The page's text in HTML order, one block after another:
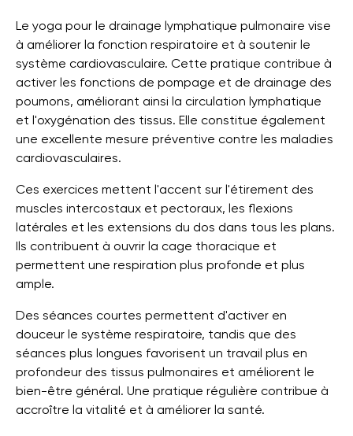
Le yoga pour le drainage lymphatique pulmonaire vise
à améliorer la fonction respiratoire et à soutenir le
système cardiovasculaire. Cette pratique contribue à
activer les fonctions de pompage et de drainage des
poumons, améliorant ainsi la circulation lymphatique
et l'oxygénation des tissus. Elle constitue également
une excellente mesure préventive contre les maladies
cardiovasculaires.
Ces exercices mettent l'accent sur l'étirement des
muscles intercostaux et pectoraux, les flexions
latérales et les extensions du dos dans tous les plans.
Ils contribuent à ouvrir la cage thoracique et
permettent une respiration plus profonde et plus
ample.
Des séances courtes permettent d'activer en
douceur le système respiratoire, tandis que des
séances plus longues favorisent un travail plus en
profondeur des tissus pulmonaires et améliorent le
bien-être général. Une pratique régulière contribue à
accroître la vitalité et à améliorer la santé.